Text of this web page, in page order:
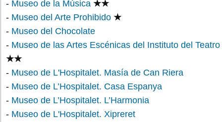
- Museo de la Música ★★
- Museo del Arte Prohibido ★
- Museo del Chocolate
- Museo de las Artes Escénicas del Instituto del Teatro
★★
- Museo de L'Hospitalet. Masía de Can Riera
- Museo de L’Hospitalet. Casa Espanya
- Museo de L’Hospitalet. L’Harmonia
- Museo de L'Hospitalet. Xipreret